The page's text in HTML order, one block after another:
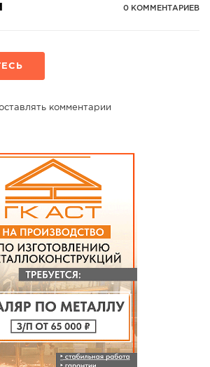
0 КОММЕНТАРИЕВ
комментарии